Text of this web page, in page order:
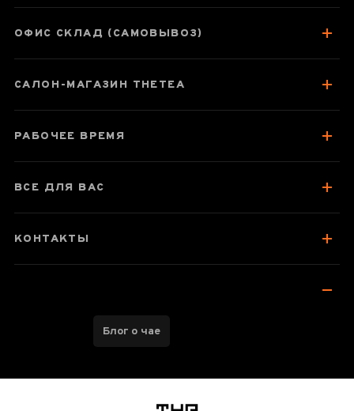
Посуда для заваривания
Хранение и упаковка
Отзывы чаеманов
ОФИС СКЛАД (САМОВЫВОЗ)
САЛОН-МАГАЗИН THETEA
РАБОЧЕЕ ВРЕМЯ
ВСЕ ДЛЯ ВАС
КОНТАКТЫ
Блог о чае